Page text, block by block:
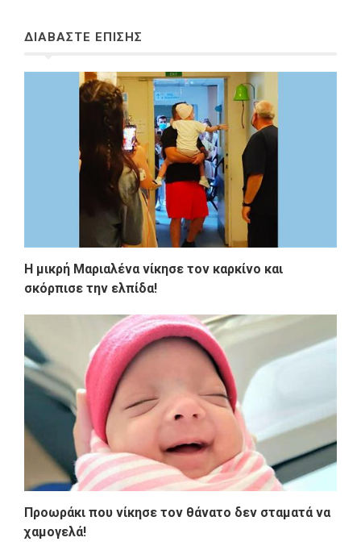
ΔΙΑΒΑΣΤΕ ΕΠΙΣΗΣ
Η μικρή Μαριαλένα νίκησε τον καρκίνο και
σκόρπισε την ελπίδα!
Προωράκι που νίκησε τον θάνατο δεν σταματά να
χαμογελά!